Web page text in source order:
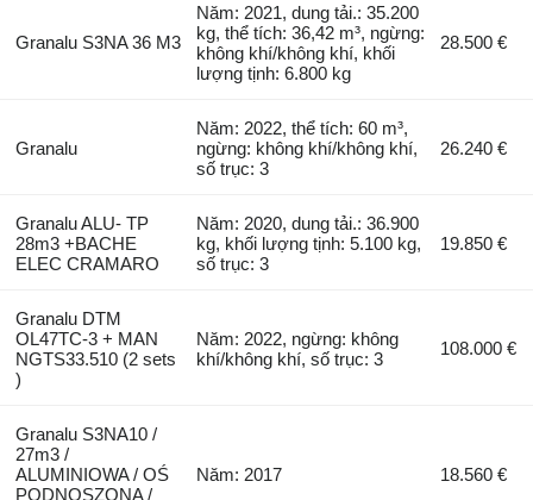
Granalu S3NA 36 M3
Năm: 2021, dung tải.: 35.200
kg, thể tích: 36,42 m³, ngừng:
không khí/không khí, khối
lượng tịnh: 6.800 kg
28.500 €
Granalu
Năm: 2022, thể tích: 60 m³,
ngừng: không khí/không khí,
số trục: 3
26.240 €
Granalu ALU- TP
28m3 +BACHE
ELEC CRAMARO
Năm: 2020, dung tải.: 36.900
kg, khối lượng tịnh: 5.100 kg,
số trục: 3
19.850 €
Granalu DTM
OL47TC-3 + MAN
NGTS33.510 (2 sets
)
Năm: 2022, ngừng: không
khí/không khí, số trục: 3
108.000 €
Granalu S3NA10 /
27m3 /
ALUMINIOWA / OŚ
PODNOSZONA /
Năm: 2017 18.560 €